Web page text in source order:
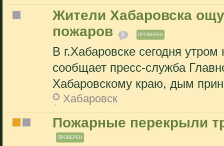
Жители Хабаровска
пожаров
1 ПРОВЕРЕН
В г.Хабаровске сегодня
сообщает пресс-служба
Хабаровскому краю, дым
Хабаровск
Пожарные перекрыли
ПРОВЕРЕН